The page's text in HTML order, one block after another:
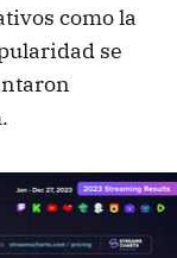
como la
se